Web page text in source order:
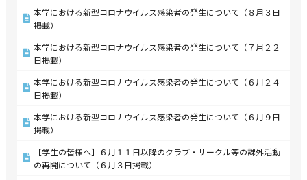
本学における新型コロナウイルス感染者の発生について（８月３日
掲載）
本学における新型コロナウイルス感染者の発生について（７月２２
日掲載）
本学における新型コロナウイルス感染者の発生について（６月２４
日掲載）
本学における新型コロナウイルス感染者の発生について（６月９日
掲載）
【学生の皆様へ】６月１１日以降のクラブ・サークル等の課外活動
の再開について（６月３日掲載）